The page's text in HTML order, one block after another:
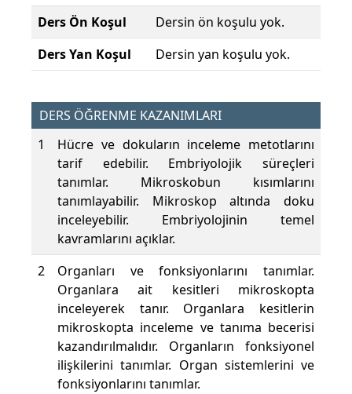
Ders Ön Koşul
Dersin ön koşulu yok.
Ders Yan Koşul
Dersin yan koşulu yok.
DERS ÖĞRENME KAZANIMLARI
1
Hücre ve dokuların inceleme metotlarını
tarif edebilir. Embriyolojik süreçleri
tanımlar. Mikroskobun kısımlarını
tanımlayabilir. Mikroskop altında doku
inceleyebilir. Embriyolojinin temel
kavramlarını açıklar.
2
Organları ve fonksiyonlarını tanımlar.
Organlara ait kesitleri mikroskopta
inceleyerek tanır. Organlara kesitlerin
mikroskopta inceleme ve tanıma becerisi
kazandırılmalıdır. Organların fonksiyonel
ilişkilerini tanımlar. Organ sistemlerini ve
fonksiyonlarını tanımlar.